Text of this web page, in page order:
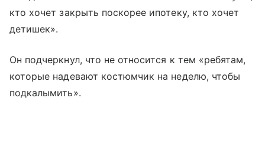
кто хочет закрыть поскорее ипотеку, кто хочет
детишек».
Он подчеркнул, что не относится к тем «ребятам,
которые надевают костюмчик на неделю, чтобы
подкалымить».